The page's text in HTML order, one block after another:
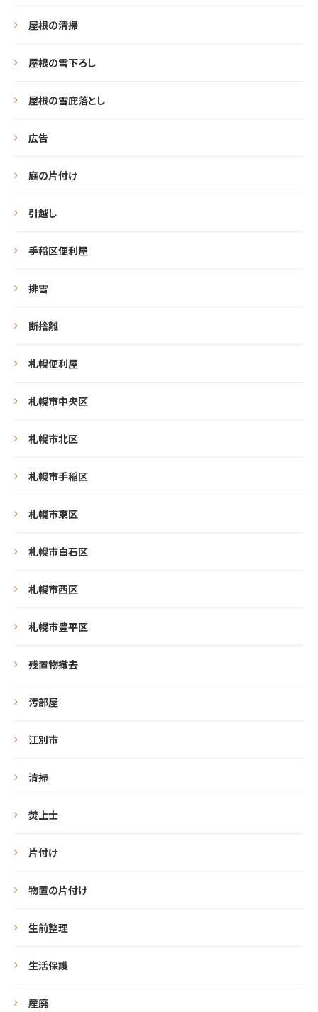
屋根の清掃
屋根の雪下ろし
屋根の雪庇落とし
広告
庭の片付け
引越し
手稲区便利屋
排雪
断捨離
札幌便利屋
札幌市中央区
札幌市北区
札幌市手稲区
札幌市東区
札幌市白石区
札幌市西区
札幌市豊平区
残置物撤去
汚部屋
江別市
清掃
焚上士
片付け
物置の片付け
生前整理
生活保護
産廃